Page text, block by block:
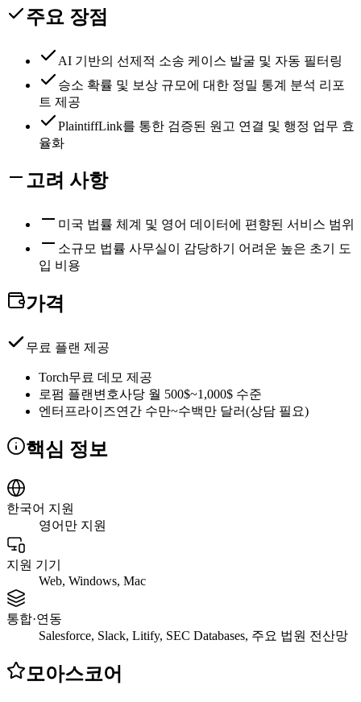
주요 장점
AI 기반의 선제적 소송 케이스 발굴 및 자동 필터링
승소 확률 및 보상 규모에 대한 정밀 통계 분석 리포
트 제공
PlaintiffLink를 통한 검증된 원고 연결 및 행정 업무 효
율화
고려 사항
미국 법률 체계 및 영어 데이터에 편향된 서비스 범위
소규모 법률 사무실이 감당하기 어려운 높은 초기 도
입 비용
가격
무료 플랜 제공
Torch무료 데모 제공
로펌 플랜 변호사당 월 500$~1,000$ 수준
엔터프라이즈연간 수만~수백만 달러(상담 필요)
핵심 정보
한국어 지원
영어만 지원
지원 기기
Web, Windows, Mac
통합·연동
Salesforce, Slack, Litify, SEC Databases, 주요 법원 전산망
모아스코어